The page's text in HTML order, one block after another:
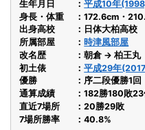
生年月日
平成10年
身長・体重
172.6cm・
出身高校
日体大柏高校
所属部屋
時津風部屋
改名歴
朝倉 → 柏王丸
初土俵
平成29年
優勝
序二段優勝1回
通算成績
182勝180敗23
直近7場所
20勝29敗
7場所勝率
40.8%